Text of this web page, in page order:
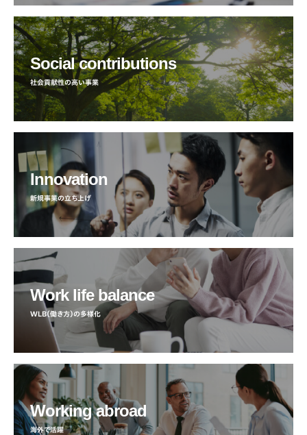
Social contributions
社会貢献性の高い事業
Innovation
新規事業の立ち上げ
Work life balance
WLB（働き方）の多様化
Working abroad
海外で活躍